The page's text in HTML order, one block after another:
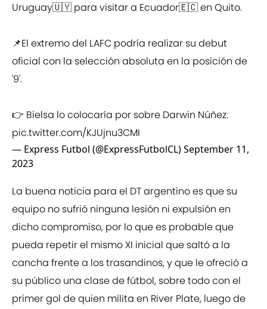
Uruguay🇺🇾 para visitar a Ecuador🇪🇨 en Quito.
📌El extremo del LAFC podría realizar su debut
oficial con la selección absoluta en la posición de
'9'.
👉 Bielsa lo colocaría por sobre Darwin Núñez.
pic.twitter.com/KJUjnu3CMI
— Express Futbol (@ExpressFutbolCL)September 11,
2023
La buena noticia para el DT argentino es que su
equipo no sufrió ninguna lesión ni expulsión en
dicho compromiso, por lo que es probable que
pueda repetir el mismo XI inicial que saltó a la
cancha frente a los trasandinos, y que le ofreció a
su público una clase de fútbol, sobre todo con el
primer gol de quien milita en River Plate, luego de